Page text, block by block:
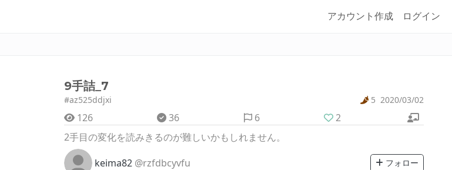
アカウント作成 ログイン
9手詰_7
#az525ddjxi 5 2020/03/02
126 36 6
2
2手目の変化を読みきるのが難しいかもしれません。
keima82 @rzfdbcyvfu フォロー